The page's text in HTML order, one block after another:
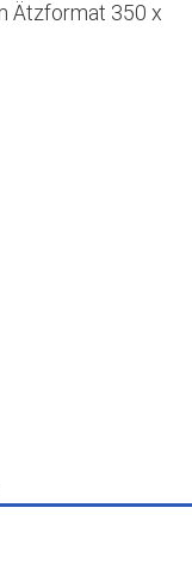
Ätzformat 350 x